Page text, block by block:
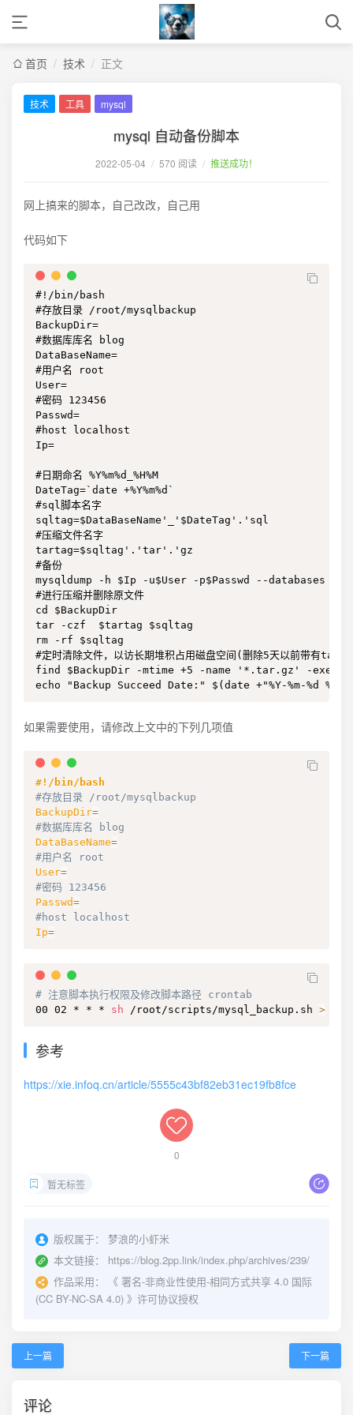
首页 / 技术 / 正文
技术 工具 mysql
mysql 自动备份脚本
2022-05-04 / 570 阅读 / 推送成功！
网上搞来的脚本，自己改改，自己用
代码如下
#!/bin/bash
#存放目录 /root/mysqlbackup
BackupDir=
#数据库库名 blog
DataBaseName=
#用户名 root
User=
#密码 123456
Passwd=
#host localhost
Ip=
#日期命名 %Y%m%d_%H%M
DateTag=`date +%Y%m%d`
#sql脚本名字
sqltag=$DataBaseName'_'$DateTag'.'sql
#压缩文件名字
tartag=$sqltag'.'tar'.'gz
#备份
mysqldump -h $Ip -u$User -p$Passwd --databases
#进行压缩并删除原文件
cd $BackupDir
tar -czf  $tartag $sqltag
rm -rf $sqltag
#定时清除文件，以访长期堆积占用磁盘空间(删除5天以前带有
find $BackupDir -mtime +5 -name '*.tar.gz' -
echo "Backup Succeed Date:" $(date +"%Y-%m-%d
如果需要使用，请修改上文中的下列几项值
#!/bin/bash
#存放目录 /root/mysqlbackup
BackupDir=
#数据库库名 blog
DataBaseName=
#用户名 root
User=
#密码 123456
Passwd=
#host localhost
Ip=
# 注意脚本执行权限及修改脚本路径 crontab
00 02 * * * sh /root/scripts/mysql_backup.sh >
参考
https://xie.infoq.cn/article/5555c43bf82eb31ec19fb8fce
0
暂无标签
版权属于：
梦浪的小虾米
本文链接：
https://blog.2pp.link/index.php/archives/239/
作品采用：
《 署名-非商业性使用-相同方式共享 4.0 国际
(CC BY-NC-SA 4.0) 》许可协议授权
上一篇 下一篇
评论